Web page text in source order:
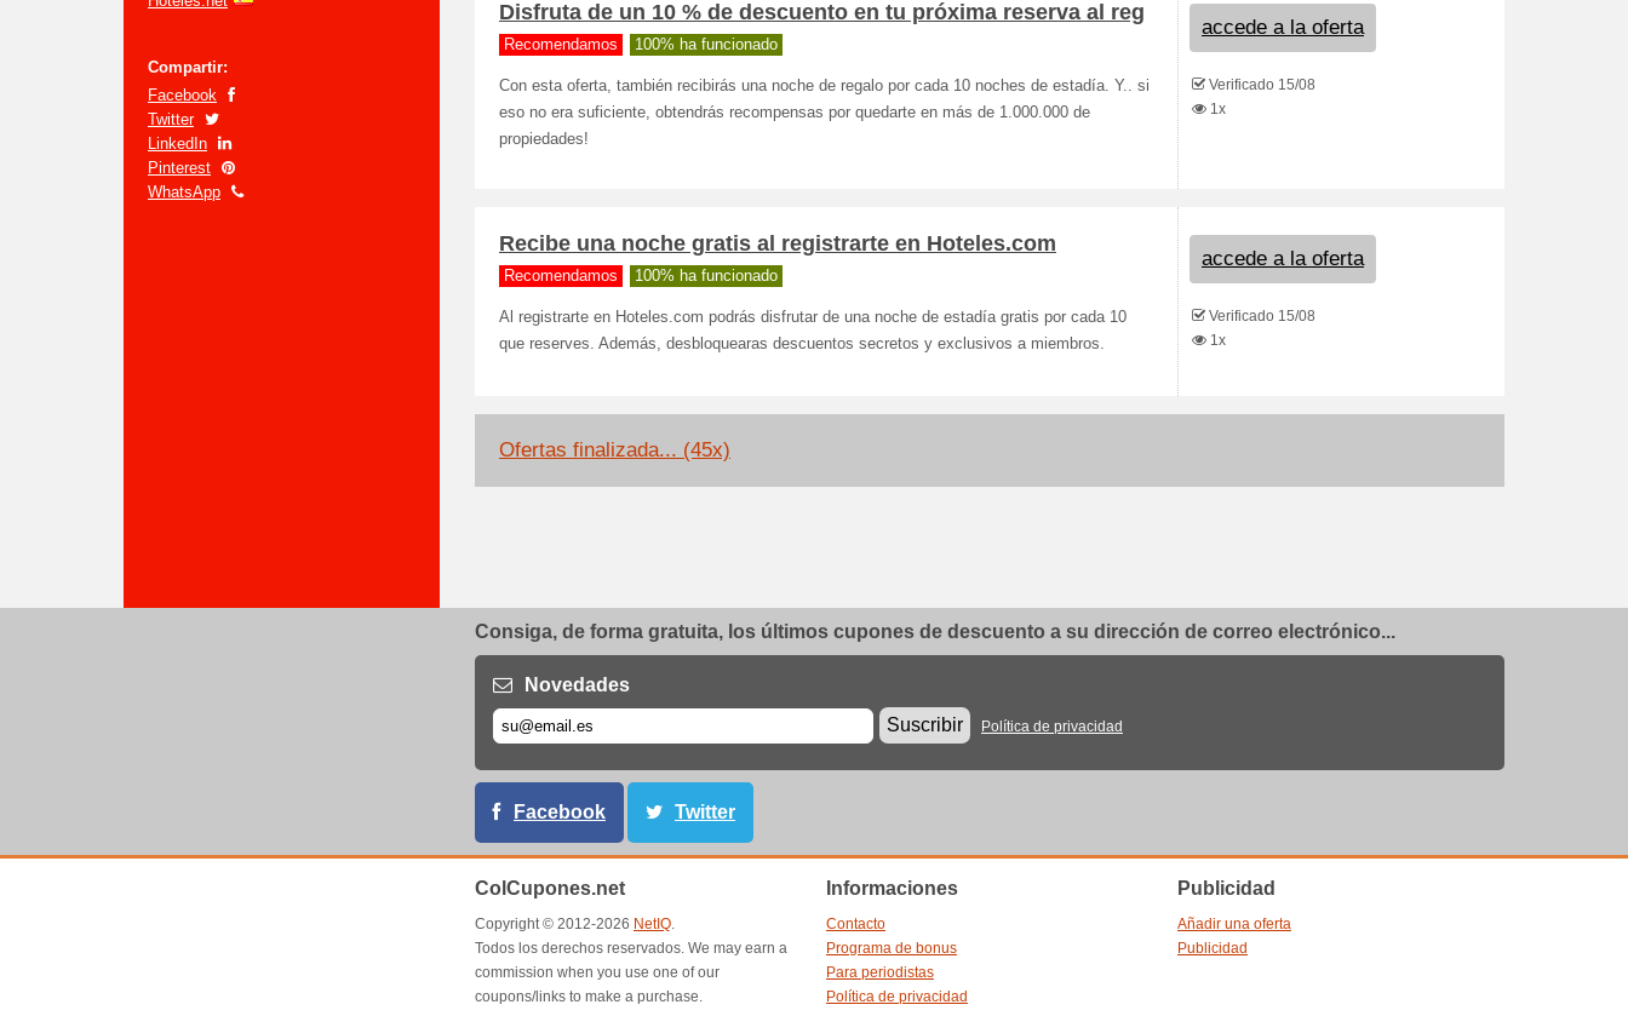
Compartir:
Facebook
Twitter
LinkedIn
Pinterest
WhatsApp
Disfruta de un 10 % de descuento en tu próxima reserva al reg
Recomendamos 100% ha funcionado
Con esta oferta, también recibirás una noche de regalo por cada 10 noches de estadía. Y.. si
eso no era suficiente, obtendrás recompensas por quedarte en más de 1.000.000 de
propiedades!
accede a la oferta
Verificado 15/08
1x
Recibe una noche gratis al registrarte en Hoteles.com
Recomendamos 100% ha funcionado
Al registrarte en Hoteles.com podrás disfrutar de una noche de estadía gratis por cada 10
que reserves. Además, desbloquearas descuentos secretos y exclusivos a miembros.
accede a la oferta
Verificado 15/08
1x
Ofertas finalizada... (45x)
Consiga, de forma gratuita, los últimos cupones de descuento a su dirección de correo electrónico...
Novedades
Suscribir
Política de privacidad
Facebook Twitter
ColCupones.net
Copyright © 2012-2026 NetIQ.
Todos los derechos reservados. We may earn a
commission when you use one of our
coupons/links to make a purchase.
Informaciones
Contacto
Programa de bonus
Para periodistas
Política de privacidad
Publicidad
Añadir una oferta
Publicidad